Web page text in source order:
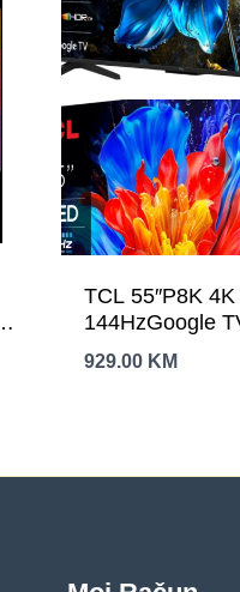
TCL 55″P8K
144HzGoogle
Pro;Game
929.00 KM